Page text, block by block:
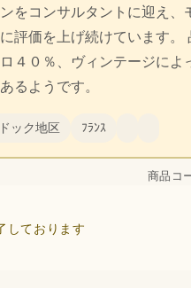
をコンサルタントに迎え、
評価を上げ続けています。
４０％、ヴィンテージによ
るようです。
ック地区 ﾌﾗﾝｽ
商品コ
しております